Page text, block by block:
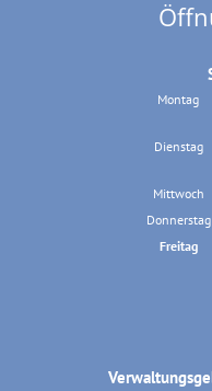
Montag
Dienstag
Mittwoch
Donnerstag
Freitag